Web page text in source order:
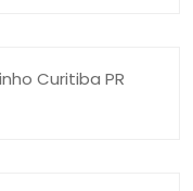
Curitiba PR